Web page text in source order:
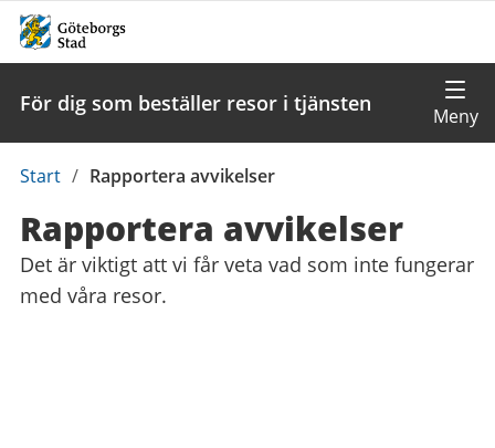
För dig som beställer resor i tjänsten
Du
här:
Start / Rapportera avvikelser
Rapportera avvikelser
Det är viktigt att vi får veta vad som inte fungerar
med våra resor.